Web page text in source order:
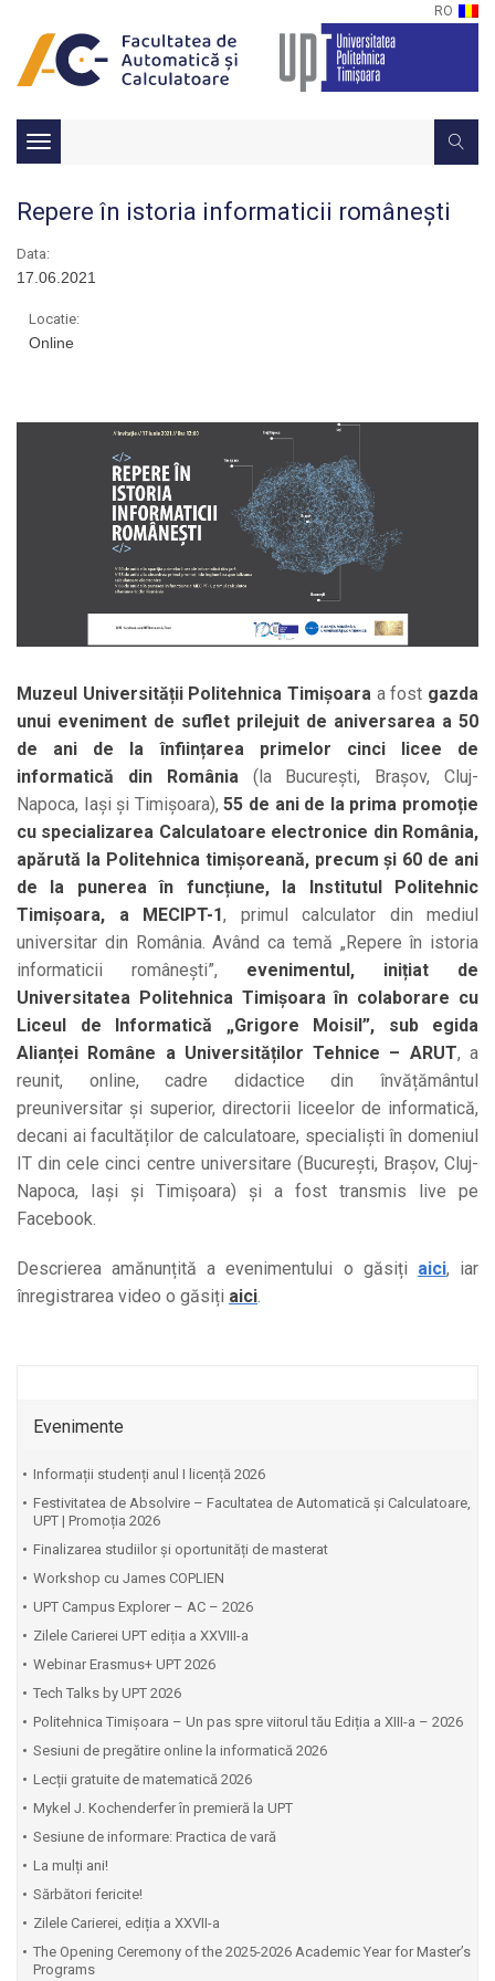
RO
Toggle
navigation
Repere în istoria informaticii românești
Data:
17.06.2021
Locatie:
Online
Muzeul Universității Politehnica Timișoara a fost gazda
unui eveniment de suflet prilejuit de aniversarea a 50
de ani de la înființarea primelor cinci licee de
informatică din România(la București, Brașov, Cluj-
Napoca, Iași și Timișoara),55 de ani de la prima promoție
cu specializarea Calculatoare electronice din România,
apărută la Politehnica timișoreană, precum și 60 de ani
de la punerea în funcțiune, la Institutul Politehnic
Timișoara, a MECIPT-1, primul calculator din mediul
universitar din România. Având ca temă „Repere în istoria
informaticii românești”, evenimentul, inițiat de
Universitatea Politehnica Timișoara în colaborare cu
Liceul de Informatică „Grigore Moisil”, sub egida
Alianței Române a Universităților Tehnice – ARUT, a
reunit, online, cadre didactice din învățământul
preuniversitar și superior, directorii liceelor de informatică,
decani ai facultăților de calculatoare, specialiști în domeniul
IT din cele cinci centre universitare (București, Brașov, Cluj-
Napoca, Iași și Timișoara) și a fost transmis live pe
Facebook.
Descrierea amănunțită a evenimentului o găsiți aici, iar
înregistrarea video o găsiți aici.
Evenimente
Informații studenți anul I licență 2026
Festivitatea de Absolvire – Facultatea de Automatică și Calculatoare,
UPT | Promoția 2026
Finalizarea studiilor și oportunități de masterat
Workshop cu James COPLIEN
UPT Campus Explorer – AC – 2026
Zilele Carierei UPT ediția a XXVIII-a
Webinar Erasmus+ UPT 2026
Tech Talks by UPT 2026
Politehnica Timișoara – Un pas spre viitorul tău Ediția a XIII-a – 2026
Sesiuni de pregătire online la informatică 2026
Lecții gratuite de matematică 2026
Mykel J. Kochenderfer în premieră la UPT
Sesiune de informare: Practica de vară
La mulți ani!
Sărbători fericite!
Zilele Carierei, ediția a XXVII-a
The Opening Ceremony of the 2025-2026 Academic Year for Master’s
Programs